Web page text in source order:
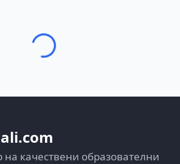
качествени образователни